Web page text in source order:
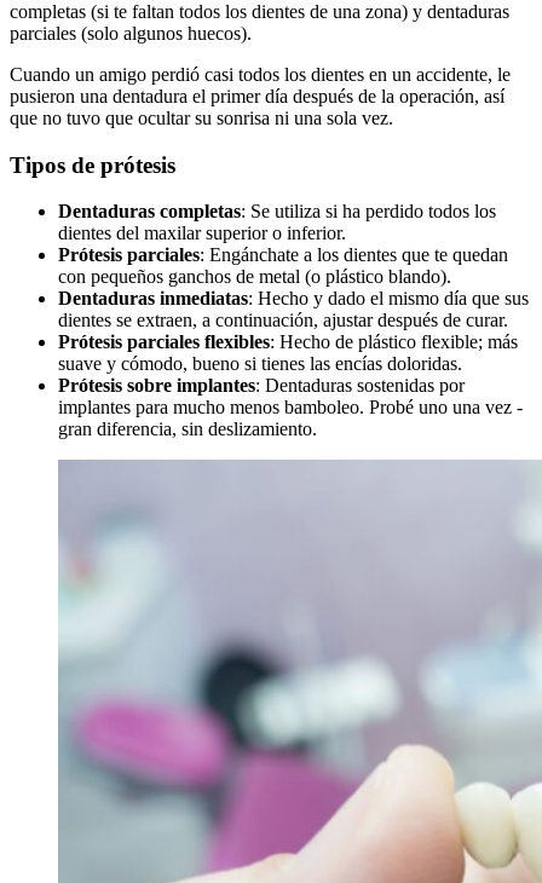
completas (si te faltan todos los dientes de una zona) y dentaduras
parciales (solo algunos huecos).
Cuando un amigo perdió casi todos los dientes en un accidente, le
pusieron una dentadura el primer día después de la operación, así
que no tuvo que ocultar su sonrisa ni una sola vez.
Tipos de prótesis
Dentaduras completas: Se utiliza si ha perdido todos los
dientes del maxilar superior o inferior.
Prótesis parciales: Engánchate a los dientes que te quedan
con pequeños ganchos de metal (o plástico blando).
Dentaduras inmediatas: Hecho y dado el mismo día que sus
dientes se extraen, a continuación, ajustar después de curar.
Prótesis parciales flexibles: Hecho de plástico flexible; más
suave y cómodo, bueno si tienes las encías doloridas.
Prótesis sobre implantes: Dentaduras sostenidas por
implantes para mucho menos bamboleo. Probé uno una vez -
gran diferencia, sin deslizamiento.